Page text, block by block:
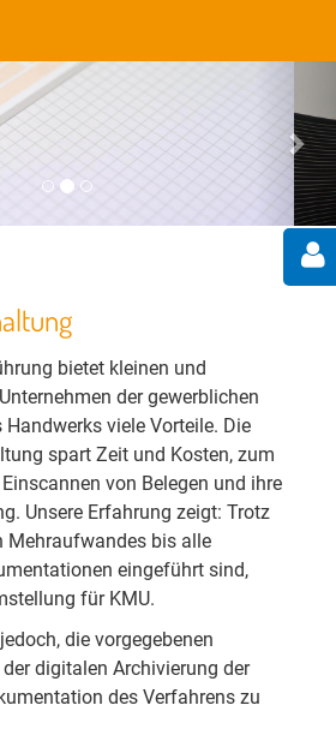
bietet kleinen und
der gewerblichen
viele Vorteile. Die
spart Zeit und Kosten, zum
von Belegen und ihre
Unsere Erfahrung zeigt: Trotz
Mehraufwandes bis alle
eingeführt sind,
für KMU.
die vorgegebenen
digitalen Archivierung der
des Verfahrens zu